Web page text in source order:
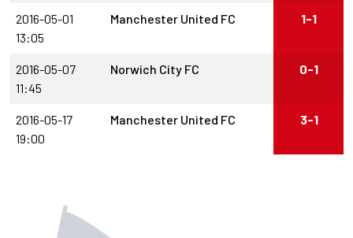
2016-05-01
13:05
Manchester United FC 1-1
2016-05-07
11:45
Norwich City FC 0-1
2016-05-17
19:00
Manchester United FC 3-1